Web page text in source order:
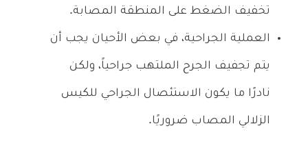
تخفيف الضغط على المنطقة المصابة.
العملية الجراحية، في بعض الأحيان يجب أن
يتم تجفيف الجرح الملتهب جراحياً، ولكن
نادرًا ما يكون الاستئصال الجراحي للكيس
الزلالي المصاب ضروريًا.